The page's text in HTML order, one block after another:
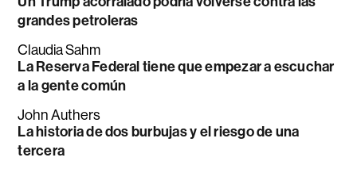
grandes petroleras
Claudia Sahm
La Reserva Federal tiene que empezar a escuchar
a la gente común
John Authers
La historia de dos burbujas y el riesgo de una
tercera